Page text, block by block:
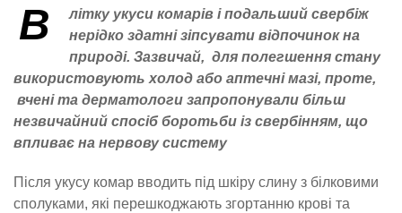
В
літку укуси комарів і подальший свербіж
нерідко здатні зіпсувати відпочинок на
природі. Зазвичай, для полегшення стану
використовують холод або аптечні мазі, проте,
вчені та дерматологи запропонували більш
незвичайний спосіб боротьби із свербінням, що
впливає на нервову систему
Після укусу комар вводить під шкіру слину з білковими
сполуками, які перешкоджають згортанню крові та